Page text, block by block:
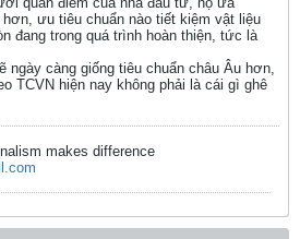
ưu tiêu chuẩn nào tiết kiệm vật liệu
đang trong quá trình hoàn thiện, tức là
ngày càng giống tiêu chuẩn châu Âu hơn,
TCVN hiện nay không phải là cái gì ghê
makes difference